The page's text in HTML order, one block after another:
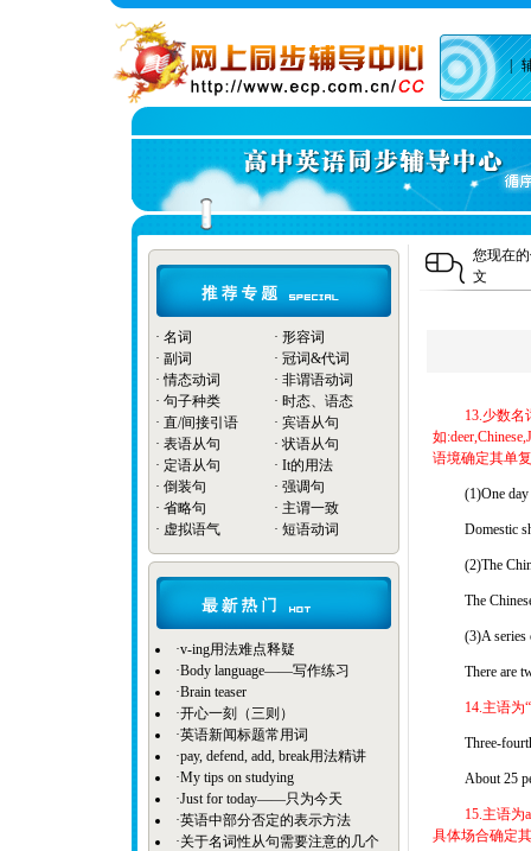
|
· 名词 · 形容词
· 副词 · 冠词&代词
·情态动词 · 非谓语动词
· 句子种类 · 时态、语态
· 直/间接引语 · 宾语从句
· 表语从句 · 状语从句
· 定语从句 · It的用法
· 倒装句 · 强调句
· 省略句 · 主谓一致
· 虚拟语气 · 短语动词
·v-ing用法难点释疑
·Body language——写作练习
·Brain teaser
·开心一刻（三则）
·英语新闻标题常用词
·pay, defend, add, break用法精讲
·My tips on studying
·Just for today——只为今天
·英语中部分否定的表示方法
·关于名词性从句需要注意的几个
您现在
文
13.少数名
如
语境确定其单
(1)One
Domestic
(2)The
The
(3)A series
There are
14.主语为
Three-
About 25
15.主语为
具体场合确定